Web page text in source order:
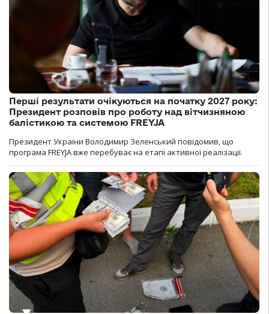
Перші результати очікуються на початку 2027 року:
Президент розповів про роботу над вітчизняною
балістикою та системою FREYJA
Президент України Володимир Зеленський повідомив, що
програма FREYJA вже перебуває на етапі активної реалізації.